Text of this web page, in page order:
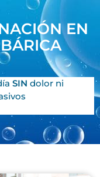
EN
SIN dolor ni